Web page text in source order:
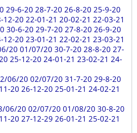
29-6-20 28-7-20 26-8-20 25-9-20
20 22-01-21 20-02-21 22-03-21
30-6-20 29-7-20 27-8-20 26-9-20
20 23-01-21 22-02-21 23-03-21
20 01/07/20 30-7-20 28-8-20 27-
25-12-20 24-01-21 23-02-21 24-
06/20 02/07/20 31-7-20 29-8-20
20 26-12-20 25-01-21 24-02-21
06/20 02/07/20 01/08/20 30-8-20
20 27-12-29 26-01-21 25-02-21